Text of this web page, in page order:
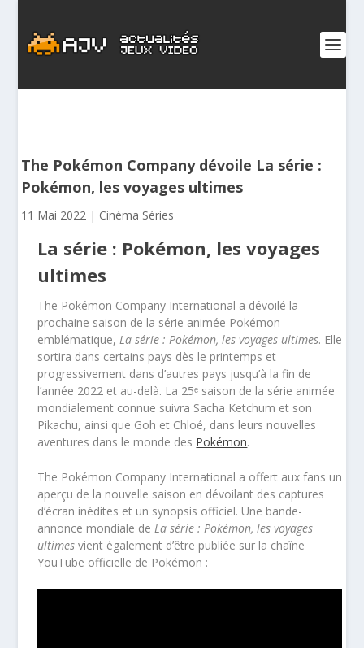
The Pokémon Company dévoile La série :
Pokémon, les voyages ultimes
11 Mai 2022 | Cinéma Séries
La série : Pokémon, les voyages
ultimes
The Pokémon Company International a dévoilé la
prochaine saison de la série animée Pokémon
emblématique,La série : Pokémon, les voyages ultimes. Elle
sortira dans certains pays dès le printemps et
progressivement dans d’autres pays jusqu’à la fin de
l’année 2022 et au-delà. La 25ᵉ saison de la série animée
mondialement connue suivra Sacha Ketchum et son
Pikachu, ainsi que Goh et Chloé, dans leurs nouvelles
aventures dans le monde des Pokémon.
The Pokémon Company International a offert aux fans un
aperçu de la nouvelle saison en dévoilant des captures
d’écran inédites et un synopsis officiel. Une bande-
annonce mondiale deLa série : Pokémon, les voyages
ultimes vient également d’être publiée sur la chaîne
YouTube officielle de Pokémon :